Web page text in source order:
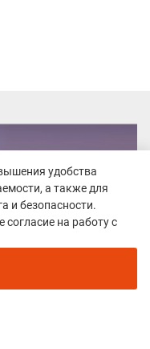
удобства
а также для
и безопасности.
на работу с